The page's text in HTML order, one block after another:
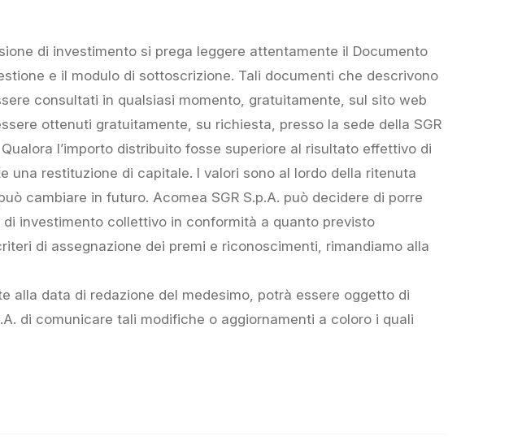
di investimento si prega leggere attentamente il Documento
e il modulo di sottoscrizione. Tali documenti che descrivono
consultati in qualsiasi momento, gratuitamente, sul sito web
ottenuti gratuitamente, su richiesta, presso la sede della SGR
l’importo distribuito fosse superiore al risultato effettivo di
una restituzione di capitale. I valori sono al lordo della ritenuta
cambiare in futuro. Acomea SGR S.p.A. può decidere di porre
investimento collettivo in conformità a quanto previsto
di assegnazione dei premi e riconoscimenti, rimandiamo alla
alla data di redazione del medesimo, potrà essere oggetto di
di comunicare tali modifiche o aggiornamenti a coloro i quali